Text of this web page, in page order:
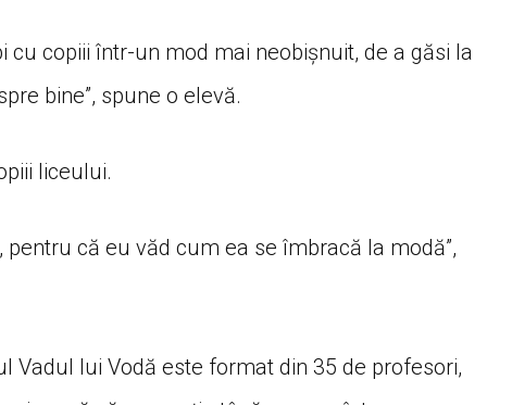
cu copiii într-un mod mai neobișnuit, de a găsi la
bine”, spune o elevă.
liceului.
că eu văd cum ea se îmbracă la modă”,
Vadul lui Vodă este format din 35 de profesori,